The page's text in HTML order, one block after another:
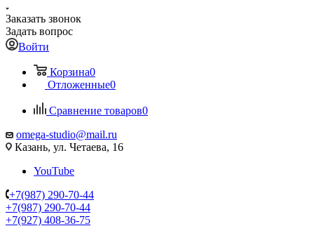
Заказать звонок
Задать вопрос
Войти
Корзина0
Отложенные0
Сравнение товаров0
omega-studio@mail.ru
Казань, ул. Четаева, 16
YouTube
+7(987) 290-70-44
+7(987) 290-70-44
+7(927) 408-36-75